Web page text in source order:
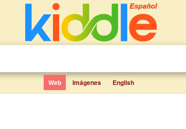
Web Imágenes English